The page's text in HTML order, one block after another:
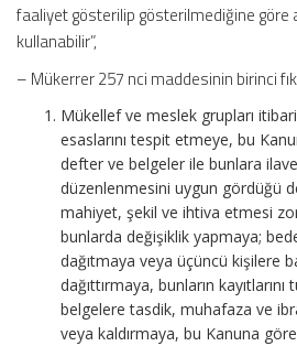
faaliyet gösterilip gösterilmediğine göre
kullanabilir”,
– Mükerrer 257 nci maddesinin birinci
Mükellef ve meslek grupları
esaslarını tespit etmeye, bu
defter ve belgeler ile bunlara
düzenlenmesini uygun gördüğü
mahiyet, şekil ve ihtiva etmesi
bunlarda değişiklik yapmaya;
dağıtmaya veya üçüncü kişilere
dağıttırmaya, bunların
belgelere tasdik, muhafaza ve
veya kaldırmaya, bu Kanuna